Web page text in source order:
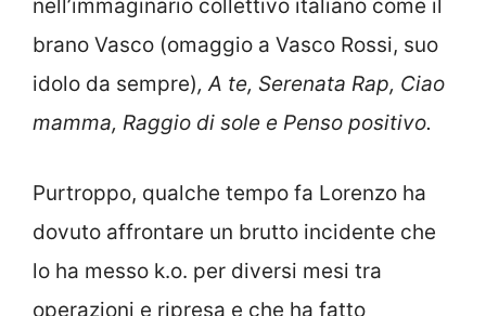
nell’immaginario collettivo italiano come il
brano Vasco (omaggio a Vasco Rossi, suo
idolo da sempre), A te, Serenata Rap, Ciao
mamma, Raggio di sole e Penso positivo.
Purtroppo, qualche tempo fa Lorenzo ha
dovuto affrontare un brutto incidente che
lo ha messo k.o. per diversi mesi tra
operazioni e ripresa e che ha fatto